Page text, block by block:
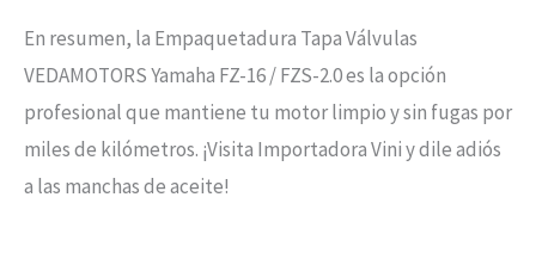
En resumen, la Empaquetadura Tapa Válvulas
VEDAMOTORS Yamaha FZ-16 / FZS-2.0 es la opción
profesional que mantiene tu motor limpio y sin fugas por
miles de kilómetros. ¡Visita Importadora Vini y dile adiós
a las manchas de aceite!